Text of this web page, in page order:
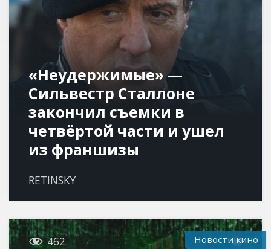
«Неудержимые» —
Сильвестр Сталлоне
закончил съемки в
четвёртой части и ушел
из франшизы
RETINSKY
 462 Новости кино